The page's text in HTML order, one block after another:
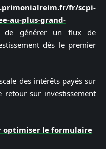
fr/scpi-
au-plus-grand-
de générer un flux de
dès le premier
des intérêts payés sur
retour sur investissement
optimiser le formulaire